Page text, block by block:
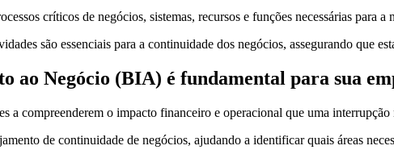
críticos de negócios, sistemas, recursos e funções necessárias para a
são essenciais para a continuidade dos negócios, assegurando que
ao Negócio (BIA) é fundamental para sua
a compreenderem o impacto financeiro e operacional que uma interrupção
de continuidade de negócios, ajudando a identificar quais áreas